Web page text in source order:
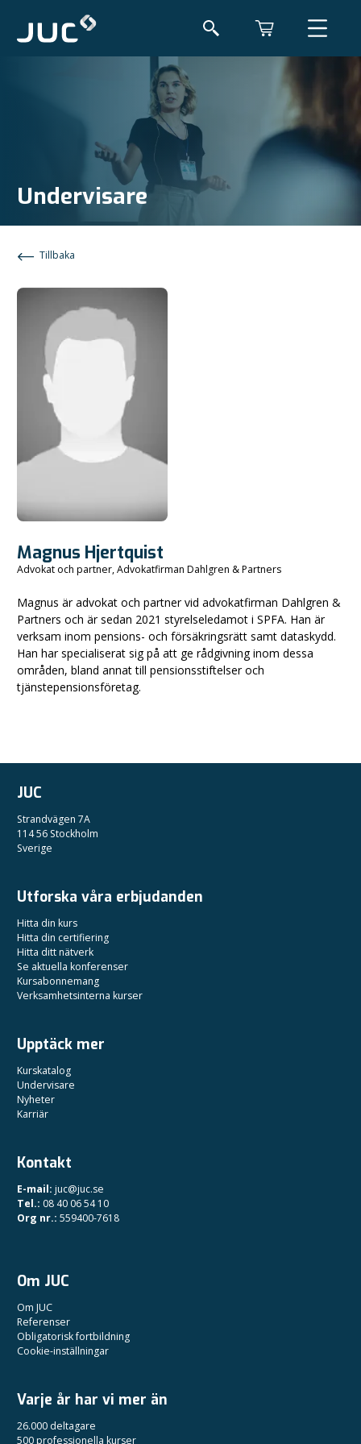
Undervisare
Tillbaka
Magnus Hjertquist
Advokat och partner, Advokatfirman Dahlgren & Partners
Magnus är advokat och partner vid advokatfirman Dahlgren &
Partners och är sedan 2021 styrelseledamot i SPFA. Han är
verksam inom pensions- och försäkringsrätt samt dataskydd.
Han har specialiserat sig på att ge rådgivning inom dessa
områden, bland annat till pensionsstiftelser och
tjänstepensionsföretag.
JUC
Strandvägen 7A
114 56 Stockholm
Sverige
Utforska våra erbjudanden
Hitta din kurs
Hitta din certifiering
Hitta ditt nätverk
Se aktuella konferenser
Kursabonnemang
Verksamhetsinterna kurser
Upptäck mer
Kurskatalog
Undervisare
Nyheter
Karriär
Kontakt
E-mail: juc@juc.se
Tel.: 08 40 06 54 10
Org nr.: 559400-7618
Om JUC
Om JUC
Referenser
Obligatorisk fortbildning
Cookie-inställningar
Varje år har vi mer än
26.000 deltagare
500 professionella kurser